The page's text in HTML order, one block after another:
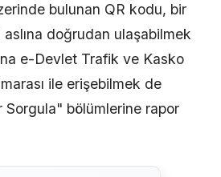
bulunan QR kodu, bir
doğrudan ulaşabilmek
e-Devlet Trafik ve Kasko
ile erişebilmek de
Sorgula" bölümlerine rapor